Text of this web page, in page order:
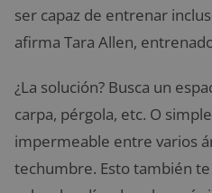
ser capaz de entrenar
afirma Tara Allen,
¿La solución? Busca un
carpa, pérgola, etc. O
impermeable entre varios
techumbre. Esto también